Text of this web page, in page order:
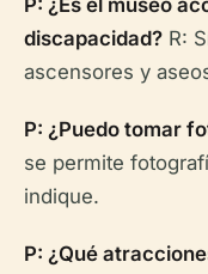
P: ¿Es el museo
discapacidad? R:
ascensores y
P: ¿Puedo tomar
se permite
indique.
P: ¿Qué